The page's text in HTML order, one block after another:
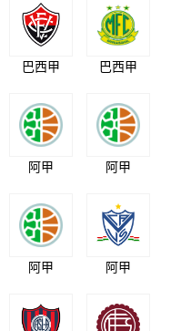
巴西甲 巴西甲
阿甲 阿甲
阿甲 阿甲